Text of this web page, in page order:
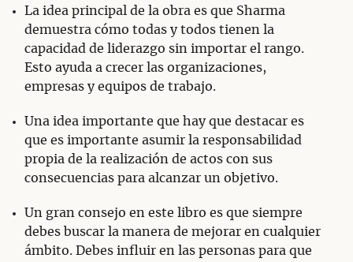
La idea principal de la obra es que Sharma
demuestra cómo todas y todos tienen la
capacidad de liderazgo sin importar el rango.
Esto ayuda a crecer las organizaciones,
empresas y equipos de trabajo.
Una idea importante que hay que destacar es
que es importante asumir la responsabilidad
propia de la realización de actos con sus
consecuencias para alcanzar un objetivo.
Un gran consejo en este libro es que siempre
debes buscar la manera de mejorar en cualquier
ámbito. Debes influir en las personas para que